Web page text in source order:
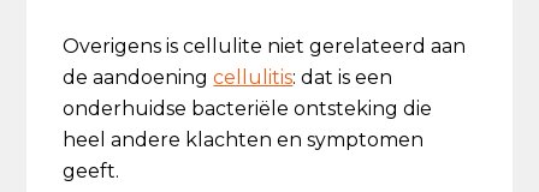
Overigens is cellulite niet gerelateerd aan
de aandoeningcellulitis: dat is een
onderhuidse bacteriële ontsteking die
heel andere klachten en symptomen
geeft.